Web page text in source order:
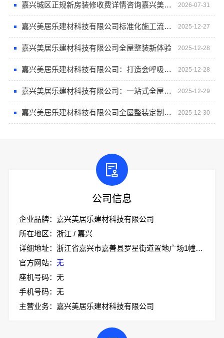
嘉兴城区正规新房装修收费详情咨询嘉兴美居乐建材科技有限公司 2026-07-31
嘉兴美居乐建材科技有限公司标准化施工流程确保每一个细节完美呈现 2025-12-27
嘉兴美居乐建材科技有限公司全屋整装新体验 2025-12-28
嘉兴美居乐建材科技有限公司：打造会呼吸的家，全屋整装的健康选材之道 2025-12-28
嘉兴美居乐建材科技有限公司：一站式全屋整装新体验 2025-12-29
嘉兴美居乐建材科技有限公司全屋整装定制专家 2025-12-30
公司信息
企业品牌：嘉兴美居乐建材科技有限公司
所在地区：浙江 / 嘉兴
详细地址：浙江省嘉兴市嘉善县罗星街道置地广场1幢701-7
官方网站： 无
座机号码：无
手机号码：无
主营业务：嘉兴美居乐建材科技有限公司